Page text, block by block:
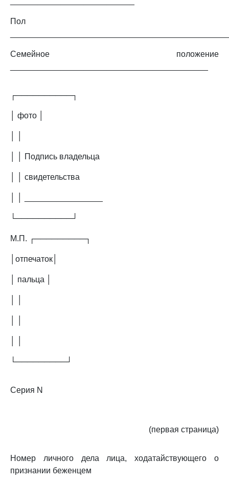
Пол
Семейное положение
┌──────────┐
│ фото │
│ │ Подпись владельца
│ │ свидетельства
└──────────┘
М.П. ┌─────────┐
│отпечаток│
│ пальца │
└─────────┘
Серия N
(первая страница)
Номер личного дела лица, ходатайствующего о
признании беженцем